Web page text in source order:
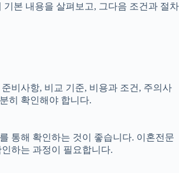
본 내용을 살펴보고, 그다음 조건과 절차
비사항, 비교 기준, 비용과 조건, 주의사
히 확인해야 합니다.
통해 확인하는 것이 좋습니다. 이혼전문
하는 과정이 필요합니다.